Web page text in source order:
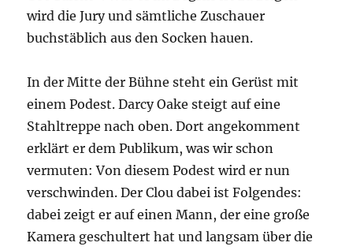
wird die Jury und sämtliche Zuschauer
buchstäblich aus den Socken hauen.
In der Mitte der Bühne steht ein Gerüst mit
einem Podest. Darcy Oake steigt auf eine
Stahltreppe nach oben. Dort angekomment
erklärt er dem Publikum, was wir schon
vermuten: Von diesem Podest wird er nun
verschwinden. Der Clou dabei ist Folgendes:
dabei zeigt er auf einen Mann, der eine große
Kamera geschultert hat und langsam über die